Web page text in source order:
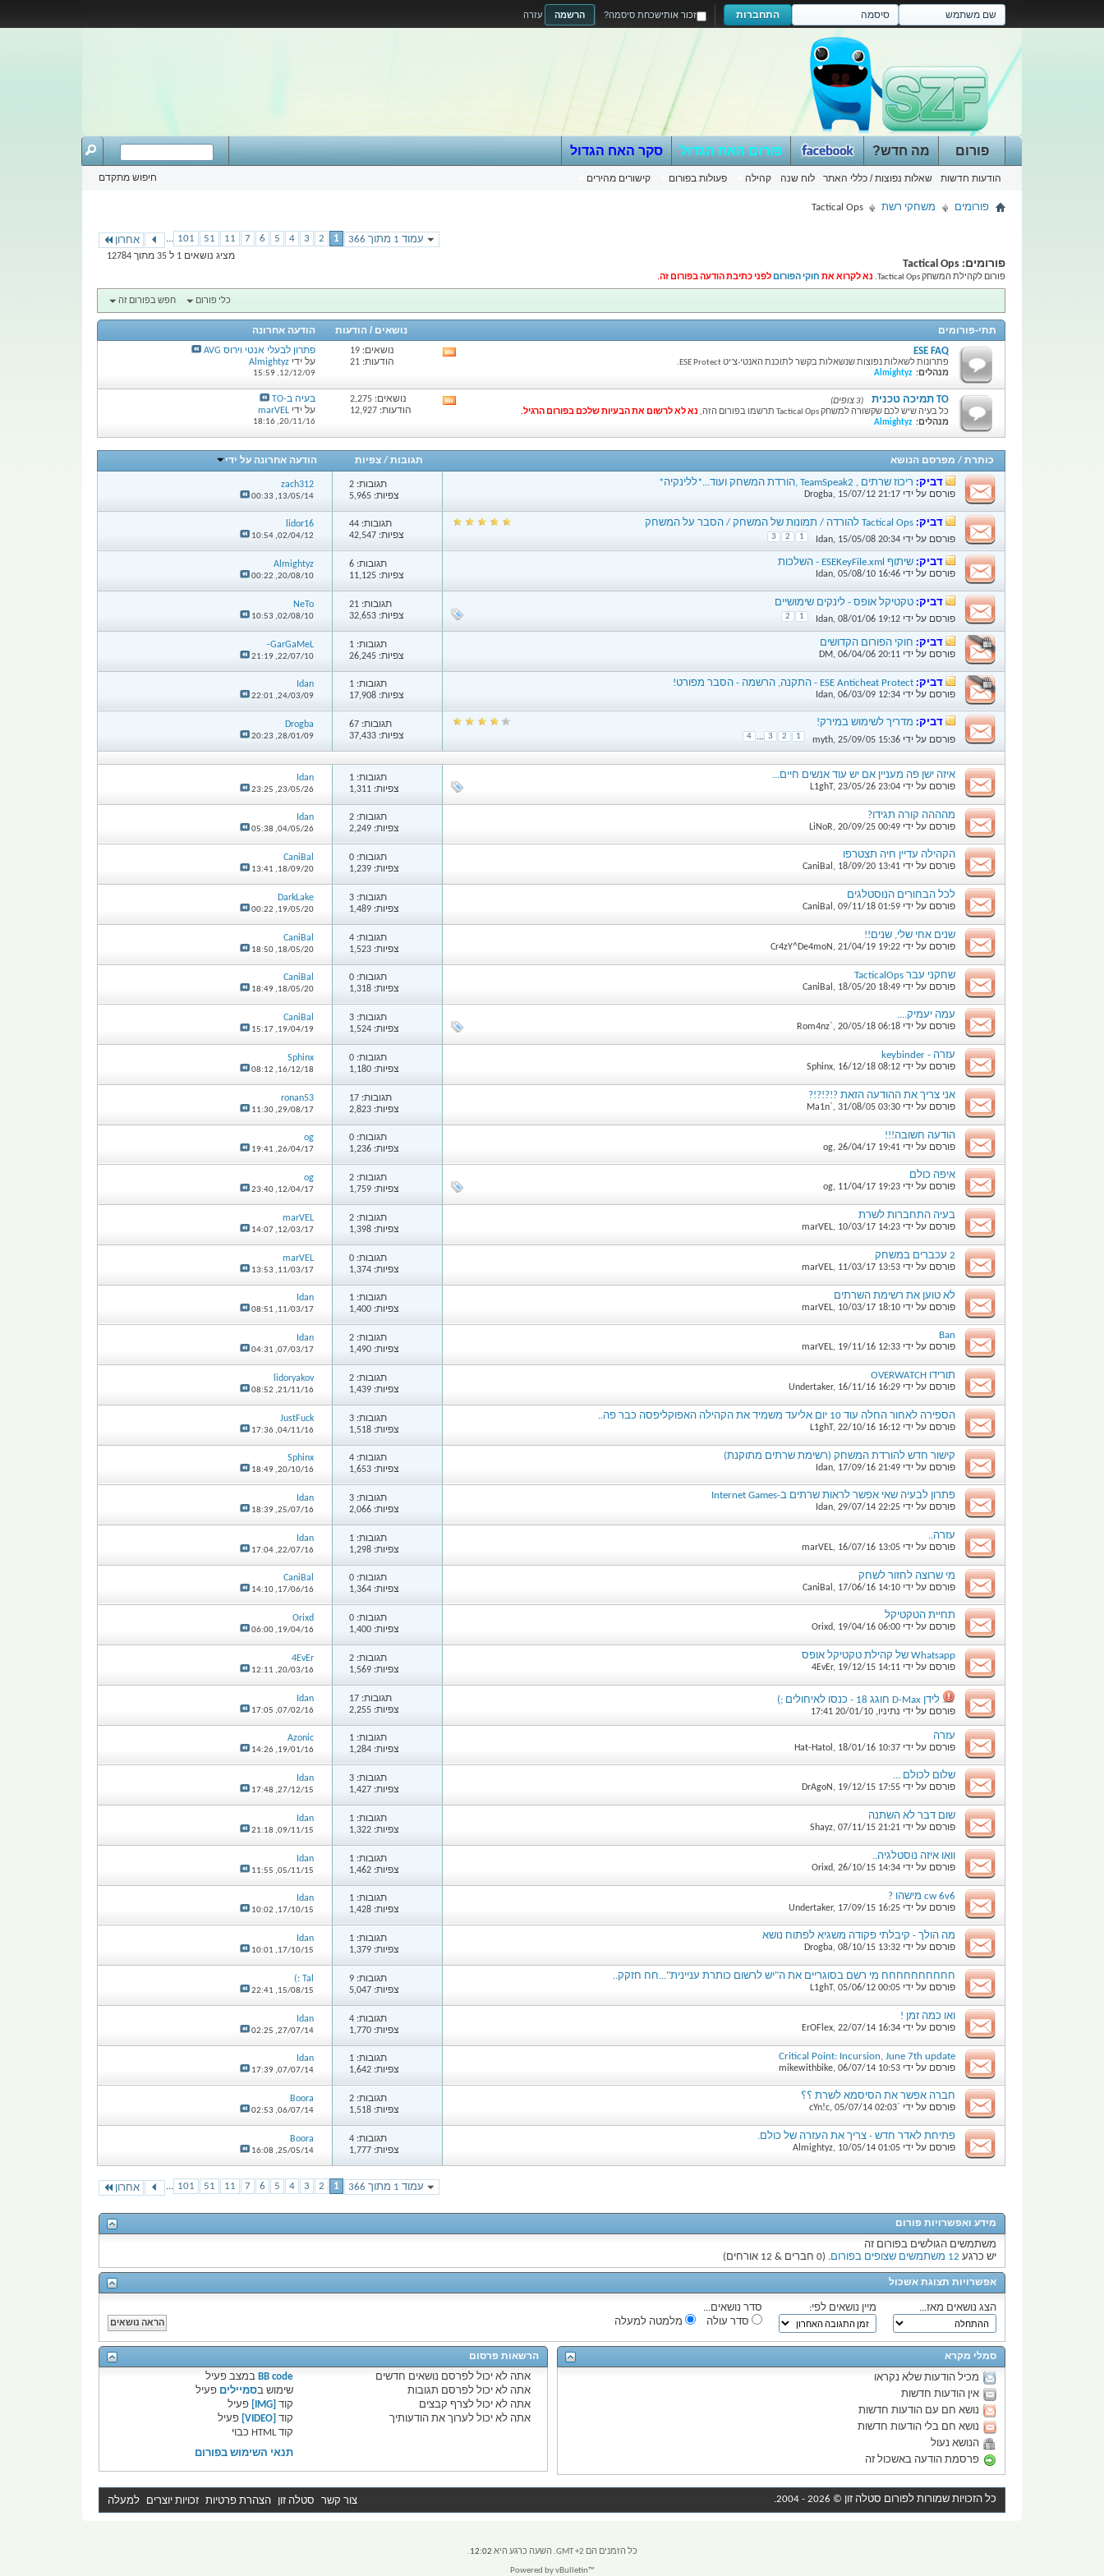
הרשמה עזרה התחברות זכור אותישכחת סיסמה?
פורום
הודעות חדשות שאלות נפוצות / כללי האתר לוח שנה קהילה פעולות בפורום קישורים מהירים
מה חדש? פורום האח הגדול סקר האח הגדול
חיפוש מתקדם
פורומים משחקי רשת Tactical Ops
עמוד 1 מתוך 366 1
2
3
4
5
6
7
11
51
101
... אחרון
מציג נושאים 1 ל 35 מתוך 12784
פורומים: Tactical Ops
פורום לקהילת המשחק Tactical Ops. נא לקרוא את חוקי הפורום לפני כתיבת הודעה בפורום זה.
כלי פורום חפש בפורום זה
תתי-פורומים נושאים / הודעות הודעה אחרונה
ESE FAQ
פתרונות לשאלות נפוצות שנשאלות בקשר לתוכנת האנטי-צ'יט ESE Protect.
מנהלים: Almightyz
RSS
נושאים: 19
הודעות: 21
פתרון לבעלי אנטי וירוס AVG
על ידי Almightyz
12/12/09,
15:59
TO תמיכה טכנית
(3 צופים)
כל בעיה שיש לכם שקשורה למשחק Tactical Ops תרשמו בפורום הזה,
נא לא לרשום את הבעיות שלכם בפורום הרגיל.
מנהלים: Almightyz
RSS
feed
נושאים: 2,275
הודעות: 12,927
בעיה ב-TO
על ידי marVEL
20/11/16,
18:16
כותרת / מפרסם הנושא תגובות /צפיות הודעה אחרונה על ידי
דביק: ריכוז שרתים , TeamSpeak2 ,הורדת המשחק ועוד...*ללינקיה*
פורסם על ידי Drogba, 15/07/12 21:17
תגובות: 2
צפיות: 5,965
zach312
13/05/14,
00:33
דביק: Tactical Ops להורדה / תמונות של המשחק / הסבר על המשחק
פורסם על ידי Idan, 15/05/08 20:34
1
2
3
תגובות: 44
צפיות: 42,547
lidor16
02/04/12,
10:54
דביק: שיתוף ESEKeyFile.xml - השלכות
פורסם על ידי Idan, 05/08/10 16:46
תגובות: 6
צפיות: 11,125
Almightyz
20/08/10,
00:22
דביק: טקטיקל אופס - לינקים שימושיים
פורסם על ידי Idan, 08/01/06 19:12
1
2
תגובות: 21
צפיות: 32,653
NeTo
02/08/10,
10:53
דביק: חוקי הפורום הקדושים
פורסם על ידי DM, 06/04/06 20:11
תגובות: 1
צפיות: 26,245
GarGaMeL-
22/07/10,
21:19
דביק: ESE Anticheat Protect - התקנה, הרשמה - הסבר מפורט!
פורסם על ידי Idan, 06/03/09 12:34
תגובות: 1
צפיות: 17,908
Idan
24/03/09,
22:01
דביק: מדריך לשימוש במירק!
פורסם על ידי myth, 25/09/05 15:36
1
2
3
...
4
תגובות: 67
צפיות: 37,433
Drogba
28/01/09,
20:23
איזה ישן פה מעניין אם יש עוד אנשים חיים...
פורסם על ידי L1ghT, 23/05/26 23:04
תגובות: 1
צפיות: 1,311
Idan
23/05/26,
23:25
מהההה קורה תגידו?
פורסם על ידי LiNoR, 20/09/25 00:49
תגובות: 2
צפיות: 2,249
Idan
04/05/26,
05:38
הקהילה עדיין חיה תצטרפו
פורסם על ידי CaniBal, 18/09/20 13:41
תגובות: 0
צפיות: 1,239
CaniBal
18/09/20,
13:41
לכל הבחורים הנוסטלגים
פורסם על ידי CaniBal , 09/11/18 01:59
תגובות: 3
צפיות: 1,489
DarkLake
19/05/20,
00:22
שנים אחי שלי, שנים!!
פורסם על ידי Cr4zY^De4moN , 21/04/19 19:22
תגובות: 4
צפיות: 1,523
CaniBal
18/05/20,
18:50
שחקני עבר TacticalOps
פורסם על ידי CaniBal , 18/05/20 18:49
תגובות: 0
צפיות: 1,318
CaniBal
18/05/20,
18:49
עמה יעמיק....
פורסם על ידי Rom4nz` , 20/05/18 06:18
תגובות: 3
צפיות: 1,524
CaniBal
19/04/19,
15:17
עזרה - keybinder
פורסם על ידי Sphinx, 16/12/18 08:12
תגובות: 0
צפיות: 1,180
Sphinx
16/12/18,
08:12
אני צריך את ההודעה הזאת ?!?!?!?
פורסם על ידי Ma1n`, 31/08/05 03:30
תגובות: 17
צפיות: 2,823
ronan53
29/08/17,
11:30
הודעה חשובה!!!
פורסם על ידי og, 26/04/17 19:41
תגובות: 0
צפיות: 1,236
og
26/04/17,
19:41
איפה כולם
פורסם על ידי og, 11/04/17 19:23
תגובות: 2
צפיות: 1,759
og
12/04/17,
23:40
בעיה התחברות לשרת
פורסם על ידי marVEL, 10/03/17 14:23
תגובות: 2
צפיות: 1,398
marVEL
12/03/17,
14:07
2 עכברים במשחק
פורסם על ידי marVEL, 11/03/17 13:53
תגובות: 0
צפיות: 1,374
marVEL
11/03/17,
13:53
לא טוען את רשימת השרתים
פורסם על ידי marVEL, 10/03/17 18:10
תגובות: 1
צפיות: 1,400
Idan
11/03/17,
08:51
Ban
פורסם על ידי marVEL, 19/11/16 12:33
תגובות: 2
צפיות: 1,490
Idan
07/03/17,
04:31
תורידו OVERWATCH
פורסם על ידי Undertaker, 16/11/16 16:29
תגובות: 2
צפיות: 1,439
lidoryakov
21/11/16,
08:52
הספירה לאחור החלה עוד 10 יום אליעד משמיד את הקהילה האפוקליפסה כבר פה..
פורסם על ידי L1ghT, 22/10/16 16:12
תגובות: 3
צפיות: 1,518
JustFuck
04/11/16,
17:36
קישור חדש להורדת המשחק (רשימת שרתים מתוקנת)
פורסם על ידי Idan, 17/09/16 21:49
תגובות: 4
צפיות: 1,653
Sphinx
20/10/16,
18:49
פתרון לבעיה שאי אפשר לראות שרתים ב-Internet Games
פורסם על ידי Idan, 29/07/14 22:25
תגובות: 3
צפיות: 2,066
Idan
25/07/16,
18:39
עזרה..
פורסם על ידי marVEL, 16/07/16 13:05
תגובות: 1
צפיות: 1,298
Idan
22/07/16,
17:04
מי שרוצה לחזור לשחק
פורסם על ידי CaniBal , 17/06/16 14:10
תגובות: 0
צפיות: 1,364
CaniBal
17/06/16,
14:10
תחיית הטקטיקל
פורסם על ידי Orixd, 19/04/16 06:00
תגובות: 0
צפיות: 1,400
Orixd
19/04/16,
06:00
Whatsapp של קהילת טקטיקל אופס
פורסם על ידי 4EvEr, 19/12/15 14:11
תגובות: 2
צפיות: 1,569
4EvEr
20/03/16,
12:11
לידן D-Max חוגג 18 - כנסו לאיחולים ;)
פורסם על ידי נתיניו,
20/01/10
תגובות: 17
צפיות: 2,255
Idan
07/02/16,
17:05
עזרה
פורסם על ידי Hat-Hatol , 18/01/16 10:37
תגובות: 1
צפיות: 1,284
Azonic
19/01/16,
14:26
שלום לכולם ...
פורסם על ידי DrAgoN , 19/12/15 17:55
תגובות: 3
צפיות: 1,427
Idan
27/12/15,
17:48
שום דבר לא השתנה
פורסם על ידי Shayz, 07/11/15 21:21
תגובות: 1
צפיות: 1,322
Idan
09/11/15,
21:18
וואו איזה נוסטלגיה..
פורסם על ידי Orixd, 26/10/15 14:34
תגובות: 1
צפיות: 1,462
Idan
05/11/15,
11:55
cw 6v6 מישהו ?
פורסם על ידי Undertaker, 17/09/15 16:25
תגובות: 1
צפיות: 1,428
Idan
17/10/15,
10:02
מה הולך - קיבלתי פקודה משגיא לפתוח נושא
פורסם על ידי Drogba, 08/10/15 13:32
תגובות: 1
צפיות: 1,379
Idan
17/10/15,
10:01
חחחחחחחחחח מי רשם בסוגריים את ה"יש לרשום כותרת עניינית"...חח חזקק..
פורסם על ידי L1ghT, 05/06/12 00:05
תגובות: 9
צפיות: 5,047
Tal :)
15/08/15,
22:41
ואו כמה זמן !
פורסם על ידי ErOFlex, 22/07/14 16:34
תגובות: 4
צפיות: 1,770
Idan
27/07/14,
02:25
Critical Point: Incursion, June 7th update
פורסם על ידי mikewithbike, 06/07/14 10:53
תגובות: 1
צפיות: 1,642
Idan
07/07/14,
17:39
חברה אפשר את הסיסמא לשרת ؟؟
פורסם על ידי , 05/07/14 02:03
תגובות: 2
צפיות: 1,518
Boora
06/07/14,
02:53
פתיחת לאדר חדש - צריך את העזרה של כולם.
פורסם על ידי Almightyz, 10/05/14 01:05
תגובות: 4
צפיות: 1,777
Boora
25/05/14,
16:08
עמוד 1 מתוך 366 1
2
3
4
5
6
7
11
51
101
... אחרון
מידע ואפשרויות פורום
משתמשים הגולשים בפורום זה
יש כרגע 12 משתמשים שצופים בפורום . (0 חברים & 12 אורחים)
אפשרויות תצוגת אשכול
הצג נושאים מאז... מיין נושאים לפי:
סדר נושאים...
סדר עולה
מלמטה למעלה
סמלי מקרא
מכיל הודעות שלא נקראו
אין הודעות חדשות
נושא חם עם הודעות חדשות
נושא חם בלי הודעות חדשות
הנושא נעול
פרסמת הודעה באשכול זה
הרשאות פרסום
אתהלא יכול לפרסם נושאים חדשים
אתהלא יכול לפרסם תגובות
אתהלא יכול לצרף קבצים
אתהלא יכול לערוך את הודעותיך
BB code במצב פעיל
שימוש בסמיילים פעיל
קוד [IMG]
פעיל
קוד [VIDEO]
פעיל
קוד HTML
כבוי
תנאי השימוש בפורום
כל הזכויות שמורות לפורום סטלה זון © 2026 - 2004. צור קשר סטלה זון הצהרת פרטיות זכויות יוצרים למעלה
כל הזמנים הם GMT +2. השעה כרגע היא 12:02
.
Powered by vBulletin™